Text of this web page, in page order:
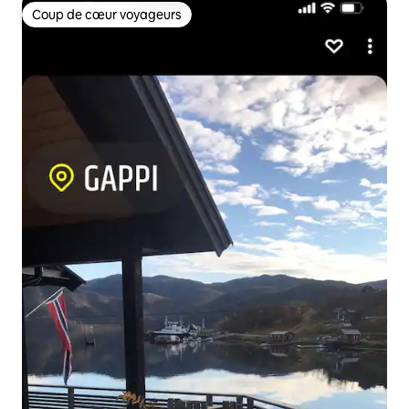
Coup de cœur voyageurs
Coup de cœur voyageurs